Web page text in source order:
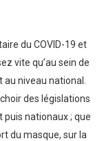
du COVID-19 et
vite qu’au sein de
niveau national.
des législations
nationaux ; que
du masque, sur la